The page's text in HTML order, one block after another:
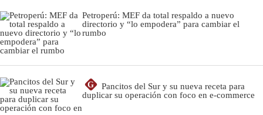
Petroperú: MEF da total respaldo a nuevo
directorio y “lo empodera” para cambiar el
rumbo
G
Pancitos del Sur y su nueva receta para
duplicar su operación con foco en e-commerce